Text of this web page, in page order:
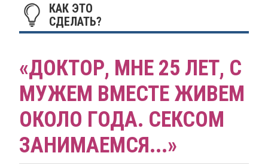
КАК ЭТО
СДЕЛАТЬ?
«ДОКТОР, МНЕ 25 ЛЕТ, С
МУЖЕМ ВМЕСТЕ ЖИВЕМ
ОКОЛО ГОДА. СЕКСОМ
ЗАНИМАЕМСЯ...»